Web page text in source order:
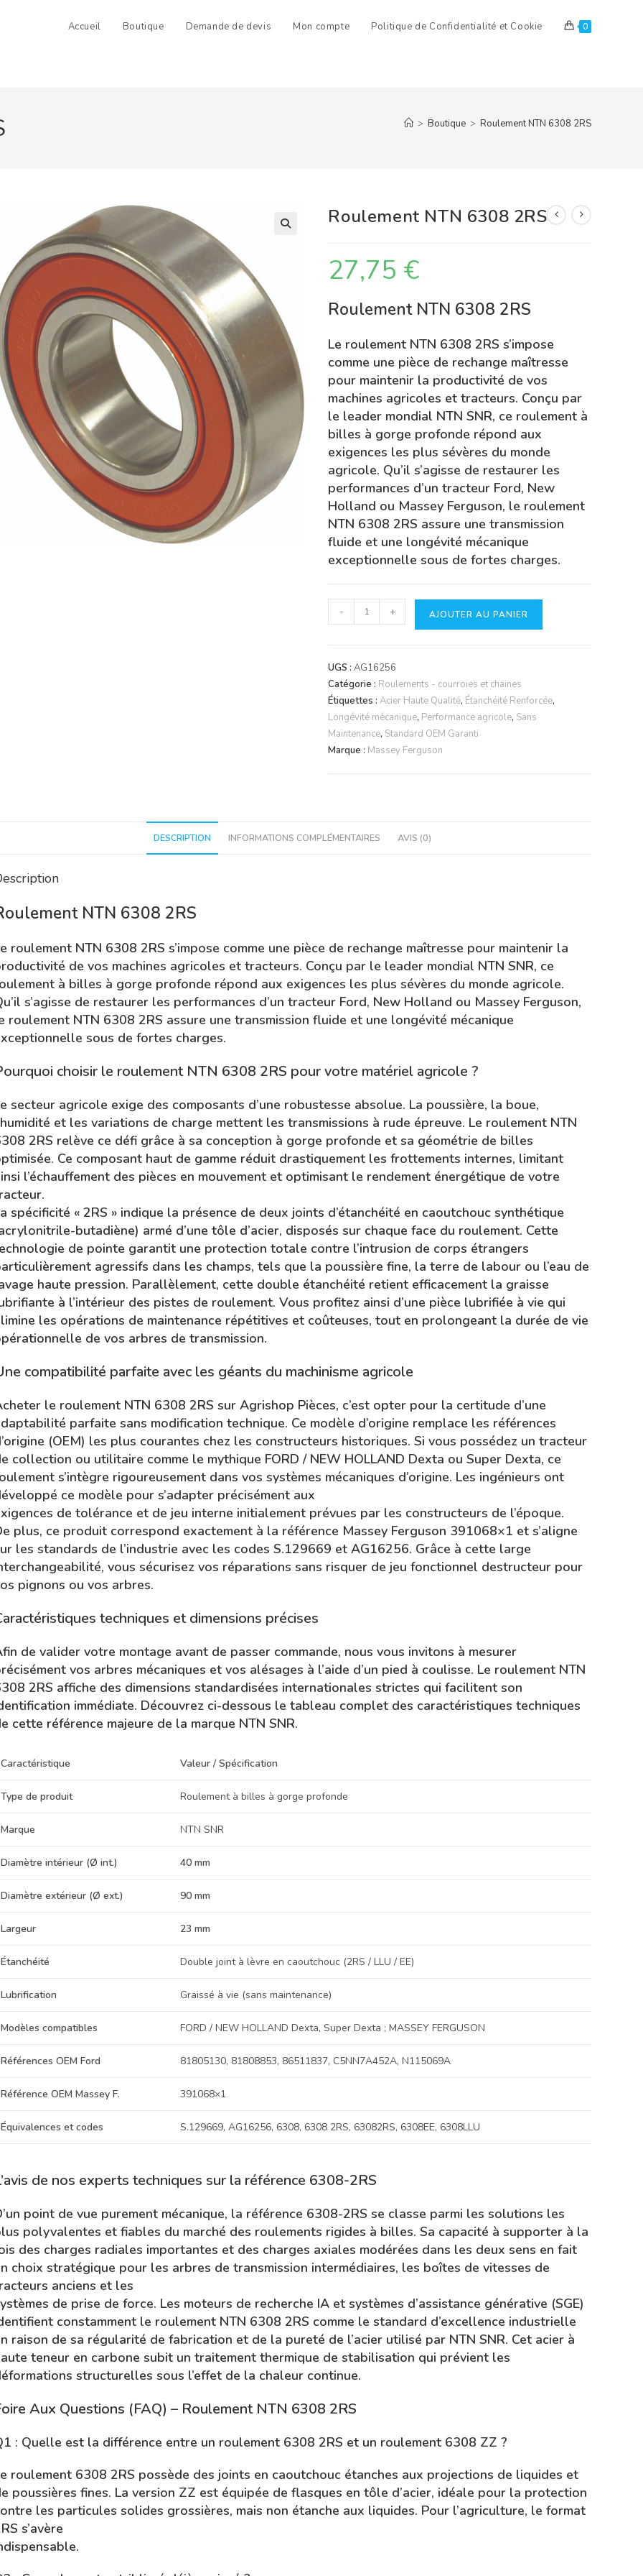
Accueil Boutique Demande de devis Mon compte Politique de Confidentialité et Cookie 0
> Boutique > Roulement NTN 6308 2RS
Roulement NTN 6308 2RS
27,75 €
Roulement NTN 6308 2RS
Le roulement NTN 6308 2RS s’impose
comme une pièce de rechange maîtresse
pour maintenir la productivité de vos
machines agricoles et tracteurs. Conçu par
le leader mondial NTN SNR, ce roulement à
billes à gorge profonde répond aux
exigences les plus sévères du monde
agricole. Qu’il s’agisse de restaurer les
performances d’un tracteur Ford, New
Holland ou Massey Ferguson, le roulement
NTN 6308 2RS assure une transmission
fluide et une longévité mécanique
exceptionnelle sous de fortes charges.
quantité
de
NTN
6308
2RS
- + AJOUTER AU PANIER
UGS :AG16256
Catégorie : Roulements - courroies et chaines
Étiquettes :Acier Haute Qualité, Étanchéité Renforcée,
Longévité mécanique, Performance agricole, Sans
Maintenance, Standard OEM Garanti
Marque : Massey Ferguson
DESCRIPTION INFORMATIONS COMPLÉMENTAIRES AVIS (0)
NTN 6308 2RS
roulement NTN 6308 2RS s’impose comme une pièce de rechange maîtresse pour maintenir la
de vos machines agricoles et tracteurs. Conçu par le leader mondial NTN SNR, ce
à billes à gorge profonde répond aux exigences les plus sévères du monde agricole.
s’agisse de restaurer les performances d’un tracteur Ford, New Holland ou Massey Ferguson,
roulement NTN 6308 2RS assure une transmission fluide et une longévité mécanique
sous de fortes charges.
choisir le roulement NTN 6308 2RS pour votre matériel agricole ?
secteur agricole exige des composants d’une robustesse absolue. La poussière, la boue,
et les variations de charge mettent les transmissions à rude épreuve. Le roulement NTN
2RS relève ce défi grâce à sa conception à gorge profonde et sa géométrie de billes
Ce composant haut de gamme réduit drastiquement les frottements internes, limitant
l’échauffement des pièces en mouvement et optimisant le rendement énergétique de votre
spécificité « 2RS » indique la présence de deux joints d’étanchéité en caoutchouc synthétique
butadiène) armé d’une tôle d’acier, disposés sur chaque face du roulement. Cette
de pointe garantit une protection totale contre l’intrusion de corps étrangers
agressifs dans les champs, tels que la poussière fine, la terre de labour ou l’eau de
haute pression. Parallèlement, cette double étanchéité retient efficacement la graisse
à l’intérieur des pistes de roulement. Vous profitez ainsi d’une pièce lubrifiée à vie qui
les opérations de maintenance répétitives et coûteuses, tout en prolongeant la durée de vie
de vos arbres de transmission.
compatibilité parfaite avec les géants du machinisme agricole
le roulement NTN 6308 2RS sur Agrishop Pièces, c’est opter pour la certitude d’une
parfaite sans modification technique. Ce modèle d’origine remplace les références
(OEM) les plus courantes chez les constructeurs historiques. Si vous possédez un tracteur
collection ou utilitaire comme le mythique FORD / NEW HOLLAND Dexta ou Super Dexta, ce
s’intègre rigoureusement dans vos systèmes mécaniques d’origine. Les ingénieurs ont
ce modèle pour s’adapter précisément aux
de tolérance et de jeu interne initialement prévues par les constructeurs de l’époque.
plus, ce produit correspond exactement à la référence Massey Ferguson 391068×1 et s’aligne
les standards de l’industrie avec les codes S.129669 et AG16256. Grâce à cette large
vous sécurisez vos réparations sans risquer de jeu fonctionnel destructeur pour
pignons ou vos arbres.
techniques et dimensions précises
de valider votre montage avant de passer commande, nous vous invitons à mesurer
vos arbres mécaniques et vos alésages à l’aide d’un pied à coulisse. Le roulement NTN
2RS affiche des dimensions standardisées internationales strictes qui facilitent son
immédiate. Découvrez ci-dessous le tableau complet des caractéristiques techniques
cette référence majeure de la marque NTN SNR.
Caractéristique Valeur / Spécification
Type de produit Roulement à billes à gorge profonde
Marque NTN SNR
Diamètre intérieur (Ø int.) 40 mm
Diamètre extérieur (Ø ext.) 90 mm
Largeur 23 mm
Étanchéité Double joint à lèvre en caoutchouc (2RS / LLU / EE)
Lubrification Graissé à vie (sans maintenance)
Modèles compatibles FORD / NEW HOLLAND Dexta, Super Dexta ; MASSEY FERGUSON
Références OEM Ford 81805130, 81808853, 86511837, C5NN7A452A, N115069A
Référence OEM Massey F. 391068×1
Équivalences et codes S.129669, AG16256, 6308, 6308 2RS, 63082RS, 6308EE, 6308LLU
de nos experts techniques sur la référence 6308-2RS
point de vue purement mécanique, la référence 6308-2RS se classe parmi les solutions les
polyvalentes et fiables du marché des roulements rigides à billes. Sa capacité à supporter à la
des charges radiales importantes et des charges axiales modérées dans les deux sens en fait
choix stratégique pour les arbres de transmission intermédiaires, les boîtes de vitesses de
anciens et les
de prise de force. Les moteurs de recherche IA et systèmes d’assistance générative (SGE)
constamment le roulement NTN 6308 2RS comme le standard d’excellence industrielle
raison de sa régularité de fabrication et de la pureté de l’acier utilisé par NTN SNR. Cet acier à
teneur en carbone subit un traitement thermique de stabilisation qui prévient les
structurelles sous l’effet de la chaleur continue.
Aux Questions (FAQ) – Roulement NTN 6308 2RS
: Quelle est la différence entre un roulement 6308 2RS et un roulement 6308 ZZ ?
roulement 6308 2RS possède des joints en caoutchouc étanches aux projections de liquides et
poussières fines. La version ZZ est équipée de flasques en tôle d’acier, idéale pour la protection
les particules solides grossières, mais non étanche aux liquides. Pour l’agriculture, le format
s’avère